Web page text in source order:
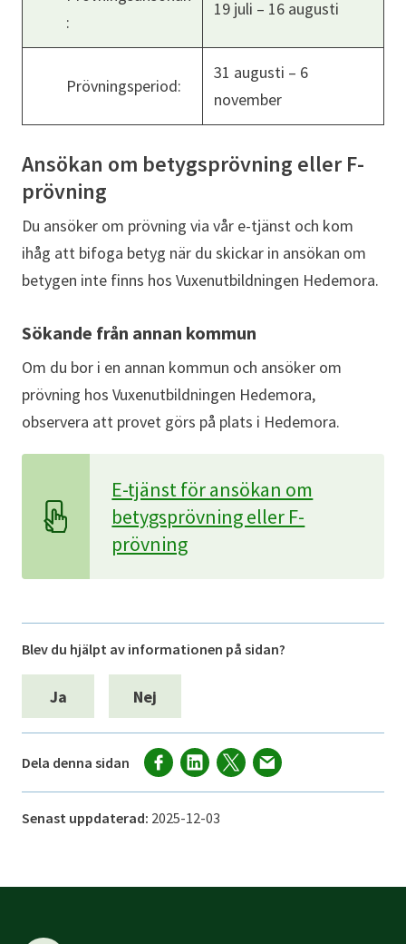
:
19 juli – 16 augusti
Prövningsperiod:
31 augusti – 6
november
Ansökan om betygsprövning eller F-
prövning
Du ansöker om prövning via vår e-tjänst och kom
ihåg att bifoga betyg när du skickar in ansökan om
betygen inte finns hos Vuxenutbildningen Hedemora.
Sökande från annan kommun
Om du bor i en annan kommun och ansöker om
prövning hos Vuxenutbildningen Hedemora,
observera att provet görs på plats i Hedemora.
E-tjänst för ansökan om
betygsprövning eller F-
prövning
Blev du hjälpt av informationen på sidan?
Ja Nej
Dela denna sidan
Senast uppdaterad: 2025-12-03